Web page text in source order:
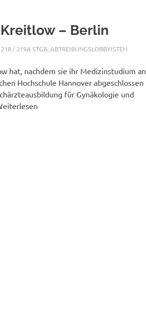
– Berlin
218 / 219A STGB,ABTREIBUNGSLOBBYISTEN
hat, nachdem sie ihr Medizinstudium an
Hochschule Hannover abgeschlossen
für Gynäkologie und